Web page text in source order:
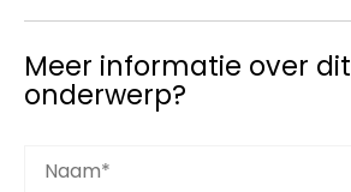
Meer informatie over dit
onderwerp?